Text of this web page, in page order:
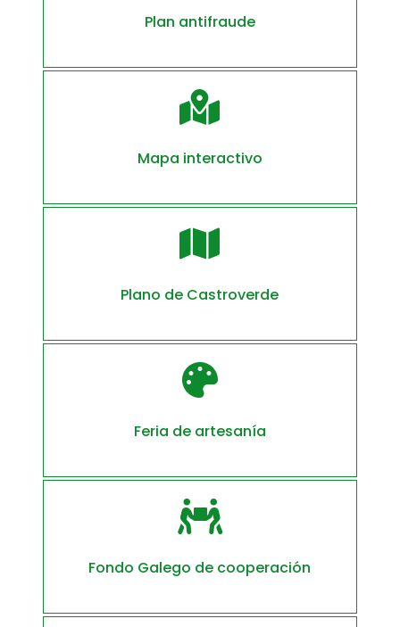
Plan antifraude

Mapa interactivo

Plano de Castroverde

Feria de artesanía

Fondo Galego de cooperación